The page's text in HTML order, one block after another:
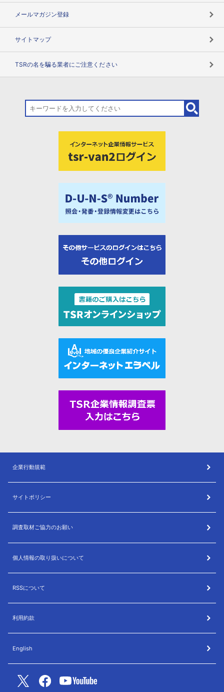
メールマガジン登録
サイトマップ
TSRの名を騙る業者にご注意ください
企業行動規範
サイトポリシー
調査取材ご協力のお願い
個人情報の取り扱いについて
RSSについて
利用約款
English